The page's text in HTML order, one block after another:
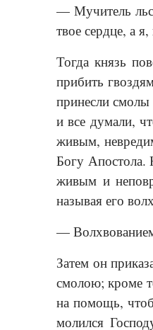
— Мучитель
твое сердце, а
Тогда князь
прибить
принесли смолы
и все думали,
живым,
Богу
живым и
называя его
—
Затем он
смолою; кроме
на помощь,
молился